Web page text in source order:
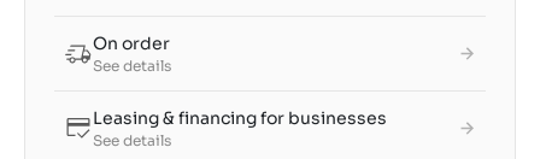
On order
See details
Leasing & financing for businesses
See details